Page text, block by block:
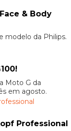
& Body
modelo da Philips.
Moto G da
em agosto.
Professional